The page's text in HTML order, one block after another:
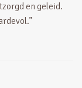
en geleid.